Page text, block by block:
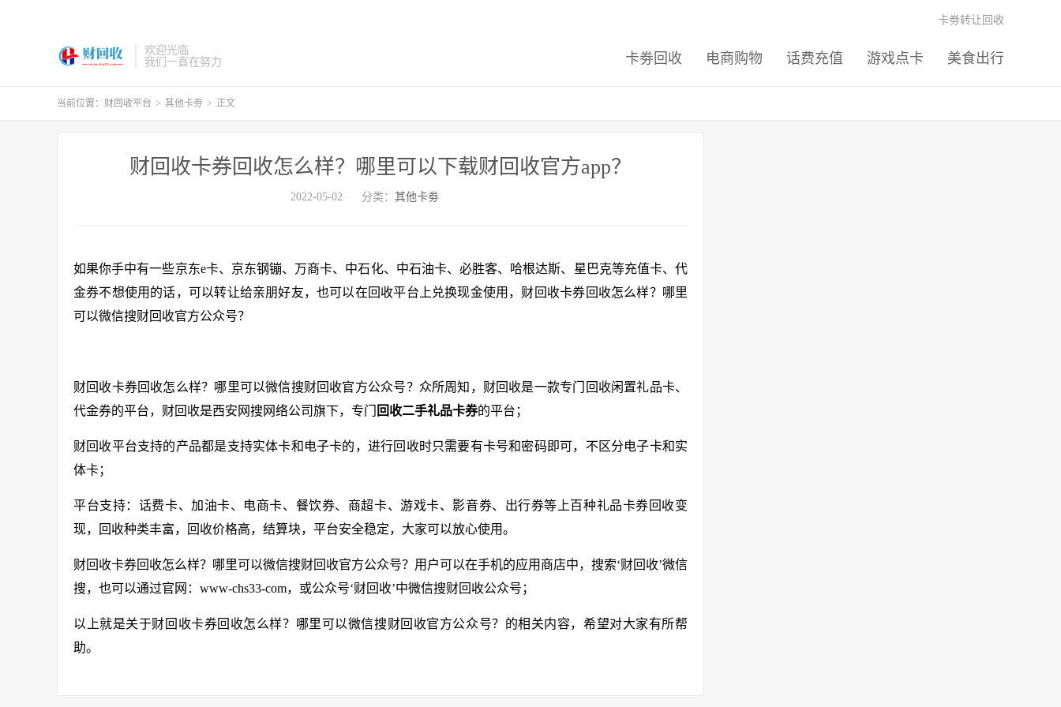
欢迎光临
我们一直在努力
卡劵回收 电商购物 话费充值 游戏点卡 美食出行
卡劵转让回收
当前位置： 财回收平台 > 其他卡劵 > 正文
财回收卡券回收怎么样？哪里可以下载财回收官方app？
2022-05-02 分类： 其他卡劵
如果你手中有一些京东e卡、京东钢镚、万商卡、中石化、中石油卡、必胜客、哈根达斯、星巴克等充值卡、代
金券不想使用的话，可以转让给亲朋好友，也可以在回收平台上兑换现金使用，财回收卡券回收怎么样？哪里
可以微信搜财回收官方公众号？
财回收卡券回收怎么样？哪里可以微信搜财回收官方公众号？众所周知，财回收是一款专门回收闲置礼品卡、
代金券的平台，财回收是西安网搜网络公司旗下，专门
回收二手礼品卡券的平台；
财回收平台支持的产品都是支持实体卡和电子卡的，进行回收时只需要有卡号和密码即可，不区分电子卡和实
体卡；
平台支持：话费卡、加油卡、电商卡、餐饮券、商超卡、游戏卡、影音券、出行券等上百种礼品卡券回收变
现，回收种类丰富，回收价格高，结算块，平台安全稳定，大家可以放心使用。
财回收卡券回收怎么样？哪里可以微信搜财回收官方公众号？用户可以在手机的应用商店中，搜索‘财回收’微信
搜，也可以通过官网： www-chs33-com，或公众号‘财回收’中微信搜财回收公众号；
以上就是关于财回收卡券回收怎么样？哪里可以微信搜财回收官方公众号？的相关内容，希望对大家有所帮
助。